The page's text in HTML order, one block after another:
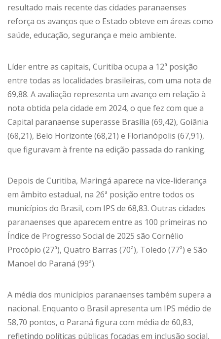
resultado mais recente das cidades paranaenses
reforça os avanços que o Estado obteve em áreas como
saúde, educação, segurança e meio ambiente.
Líder entre as capitais, Curitiba ocupa a 12ª posição
entre todas as localidades brasileiras, com uma nota de
69,88. A avaliação representa um avanço em relação à
nota obtida pela cidade em 2024, o que fez com que a
Capital paranaense superasse Brasília (69,42), Goiânia
(68,21), Belo Horizonte (68,21) e Florianópolis (67,91),
que figuravam à frente na edição passada do ranking.
Depois de Curitiba, Maringá aparece na vice-liderança
em âmbito estadual, na 26ª posição entre todos os
municípios do Brasil, com IPS de 68,83. Outras cidades
paranaenses que aparecem entre as 100 primeiras no
Índice de Progresso Social de 2025 são Cornélio
Procópio (27ª), Quatro Barras (70ª), Toledo (77ª) e São
Manoel do Paraná (99ª).
A média dos municípios paranaenses também supera a
nacional. Enquanto o Brasil apresenta um IPS médio de
58,70 pontos, o Paraná figura com média de 60,83,
refletindo políticas públicas focadas em inclusão social,